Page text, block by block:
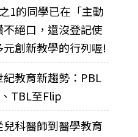
1的同學已在「主動
絕口，還沒登記使
創新教學的行列喔!
紀教育新趨勢：PBL
TBL至Flip
科醫師到醫學教育